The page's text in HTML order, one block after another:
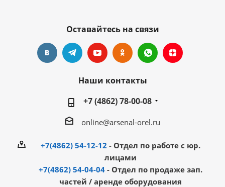
Оставайтесь на связи
Наши контакты
+7 (4862) 78-00-08
online@arsenal-orel.ru
+7(4862) 54-12-12 - Отдел по работе с юр.
лицами
+7(4862) 54-04-04 - Отдел по продаже зап.
частей / аренде оборудования